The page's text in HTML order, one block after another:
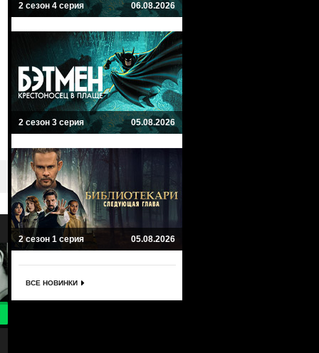
2 сезон 4 серия 06.08.2026
2 сезон 3 серия 05.08.2026
2 сезон 1 серия 05.08.2026
ВСЕ НОВИНКИ